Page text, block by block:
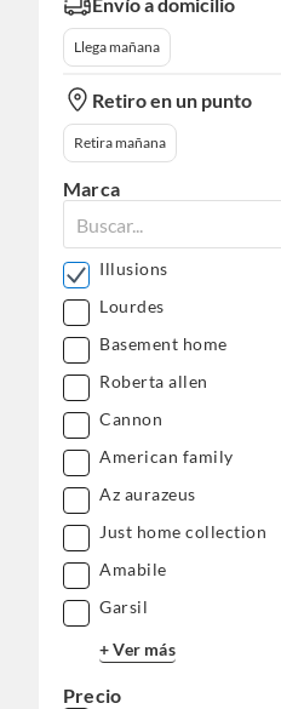
Llega mañana
Retiro en un punto
Retira mañana
Marca
Illusions
Lourdes
Basement home
Roberta allen
Cannon
American family
Az aurazeus
Just home collection
Amabile
Garsil
+ Ver más
Precio